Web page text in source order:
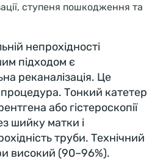
ступеня пошкодження та
непрохідності
підходом є
реканалізація. Це
Тонкий катетер
або гістероскопії
шийку матки і
труби. Технічний
високий (90–96%).